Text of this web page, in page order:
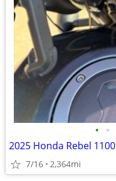
• •
2025 Honda Rebel 1100
7/16 2,364mi